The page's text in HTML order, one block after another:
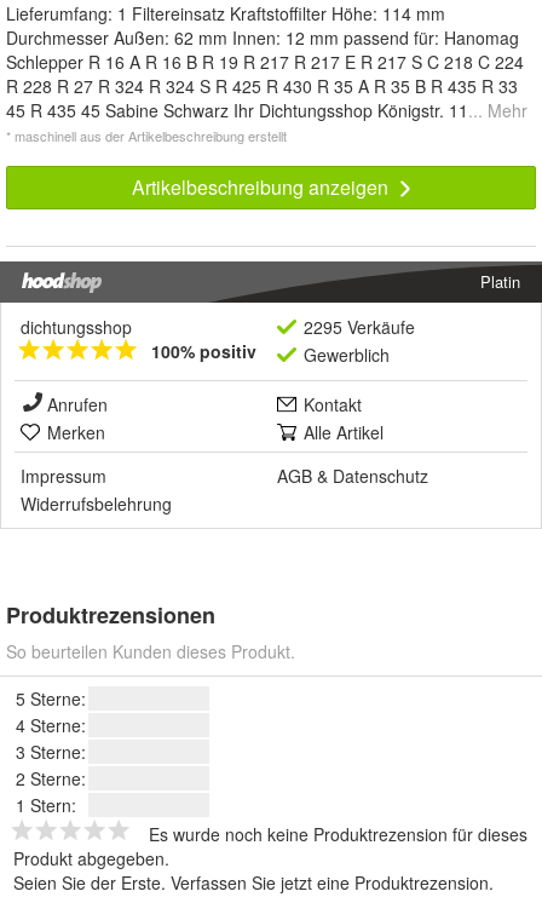
Lieferumfang: 1 Filtereinsatz Kraftstoffilter Höhe: 114 mm
Durchmesser Außen: 62 mm Innen: 12 mm passend für: Hanomag
Schlepper R 16 A R 16 B R 19 R 217 R 217 E R 217 S C 218 C 224
R 228 R 27 R 324 R 324 S R 425 R 430 R 35 A R 35 B R 435 R 33
45 R 435 45 Sabine Schwarz Ihr Dichtungsshop Königstr. 11 ... Mehr
* maschinell aus der Artikelbeschreibung erstellt
Artikelbeschreibung anzeigen
Platin
dichtungsshop
100% positiv
2295 Verkäufe
Gewerblich
Anrufen
Kontakt
Merken
Alle Artikel
Impressum
AGB & Datenschutz
Widerrufsbelehrung
Produktrezensionen
So beurteilen Kunden dieses Produkt.
5 Sterne:
4 Sterne:
3 Sterne:
2 Sterne:
1 Stern:
Es wurde noch keine Produktrezension für dieses
Produkt abgegeben.
Seien Sie der Erste. Verfassen Sie jetzt eine Produktrezension.